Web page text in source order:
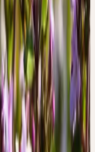
sauvage
/